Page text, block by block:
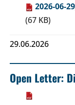
2026-06-
(67 KB)
29.06.2026
Open Letter: